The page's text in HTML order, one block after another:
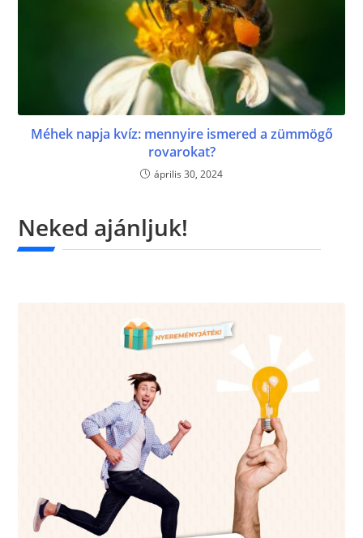
Méhek napja kvíz: mennyire ismered a zümmögő
rovarokat?
április 30, 2024
Neked ajánljuk!